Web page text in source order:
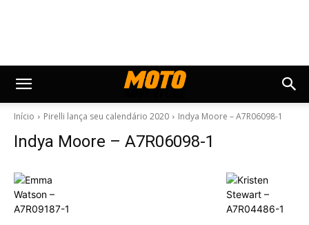
Início Pirelli lança seu calendário 2020 Indya Moore – A7R06098-1
Indya Moore – A7R06098-1